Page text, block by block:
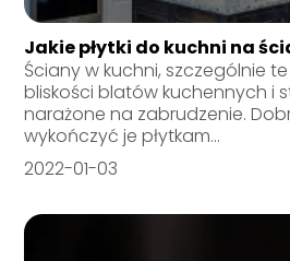
Jakie płytki do kuchni na
Ściany w kuchni, szczególnie
bliskości blatów kuchennych i
narażone na zabrudzenie.
wykończyć je płytkam...
2022-01-03